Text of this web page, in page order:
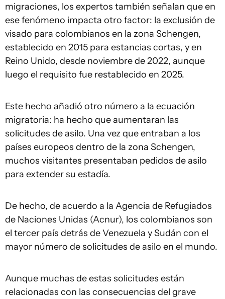
migraciones, los expertos también señalan que en
ese fenómeno impacta otro factor: la exclusión de
visado para colombianos en la zona Schengen,
establecido en 2015 para estancias cortas, y en
Reino Unido, desde noviembre de 2022, aunque
luego el requisito fue restablecido en 2025.
Este hecho añadió otro número a la ecuación
migratoria: ha hecho que aumentaran las
solicitudes de asilo. Una vez que entraban a los
países europeos dentro de la zona Schengen,
muchos visitantes presentaban pedidos de asilo
para extender su estadía.
De hecho, de acuerdo a la Agencia de Refugiados
de Naciones Unidas (Acnur), los colombianos son
el tercer país detrás de Venezuela y Sudán con el
mayor número de solicitudes de asilo en el mundo.
Aunque muchas de estas solicitudes están
relacionadas con las consecuencias del grave